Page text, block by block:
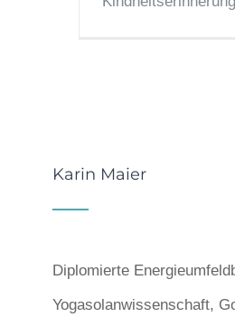
Karin Maier
Diplomierte
Yogasolanwissenschaft,